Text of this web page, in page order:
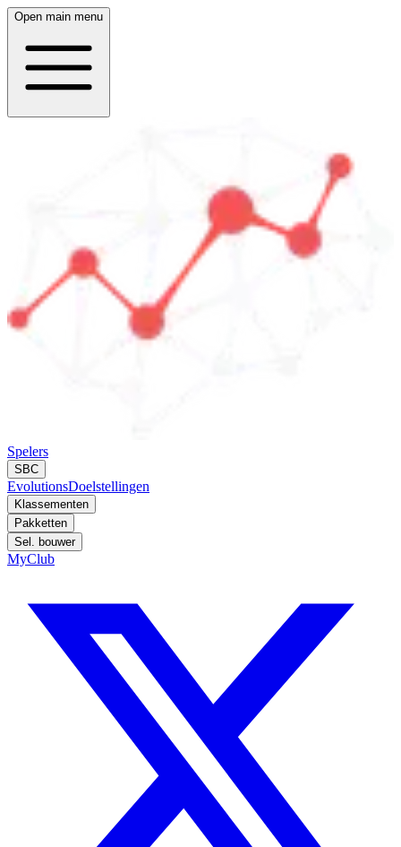
Open main menu
Spelers
SBC
EvolutionsDoelstellingen
Klassementen
Pakketten
Sel. bouwer
MyClub